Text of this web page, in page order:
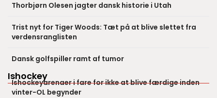
Thorbjørn Olesen jagter dansk historie i Utah
Trist nyt for Tiger Woods: Tæt på at blive slettet fra
verdensranglisten
Dansk golfspiller ramt af tumor
Ishockey
Ishockeyarenaer i fare for ikke at blive færdige inden
vinter-OL begynder